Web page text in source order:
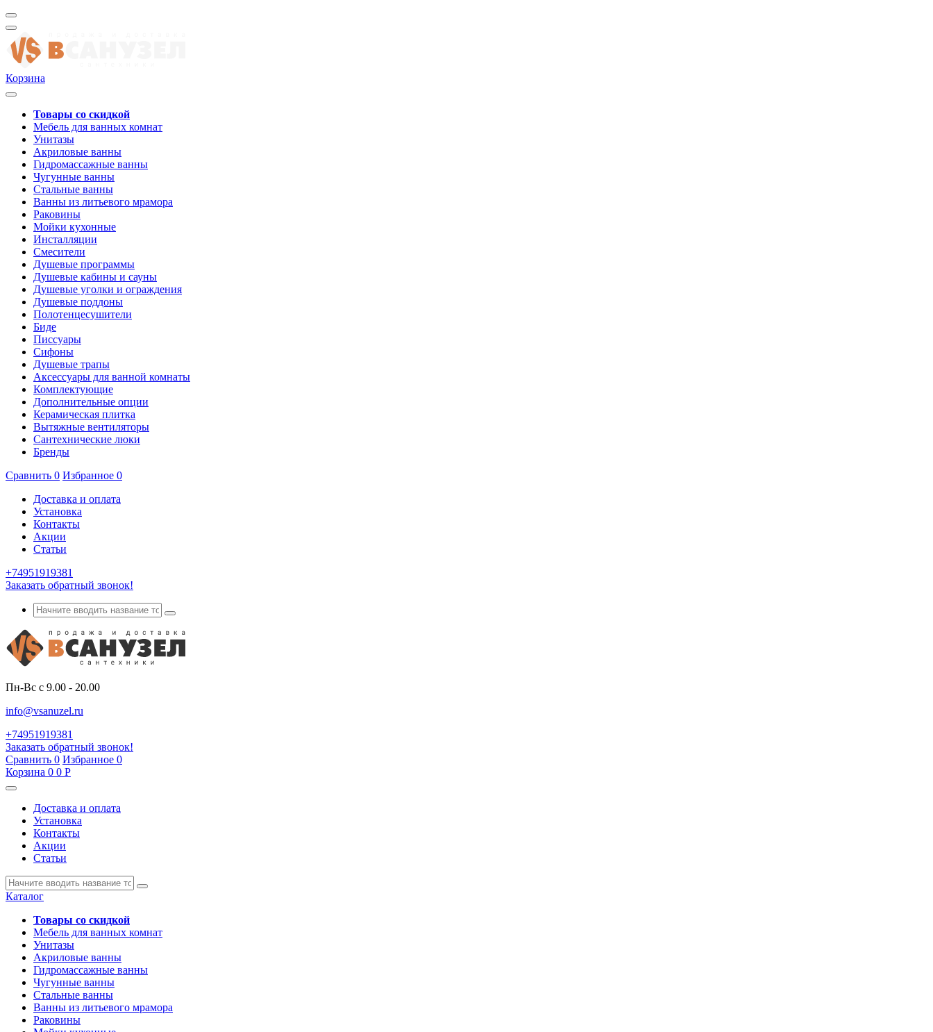
Корзина
Товары со скидкой
Мебель для ванных комнат
Унитазы
Акриловые ванны
Гидромассажные ванны
Чугунные ванны
Стальные ванны
Ванны из литьевого мрамора
Раковины
Мойки кухонные
Инсталляции
Смесители
Душевые программы
Душевые кабины и сауны
Душевые уголки и ограждения
Душевые поддоны
Полотенцесушители
Биде
Писсуары
Сифоны
Душевые трапы
Аксессуары для ванной комнаты
Комплектующие
Дополнительные опции
Керамическая плитка
Вытяжные вентиляторы
Сантехнические люки
Бренды
Сравнить 0 Избранное 0
Доставка и оплата
Установка
Контакты
Акции
Статьи
+74951919381
Заказать обратный звонок!
Пн-Вс с 9.00 - 20.00
info@vsanuzel.ru
+74951919381
Заказать обратный звонок!
Сравнить 0 Избранное 0
Корзина 0 0 Р
Доставка и оплата
Установка
Контакты
Акции
Статьи
Каталог
Товары со скидкой
Мебель для ванных комнат
Унитазы
Акриловые ванны
Гидромассажные ванны
Чугунные ванны
Стальные ванны
Ванны из литьевого мрамора
Раковины